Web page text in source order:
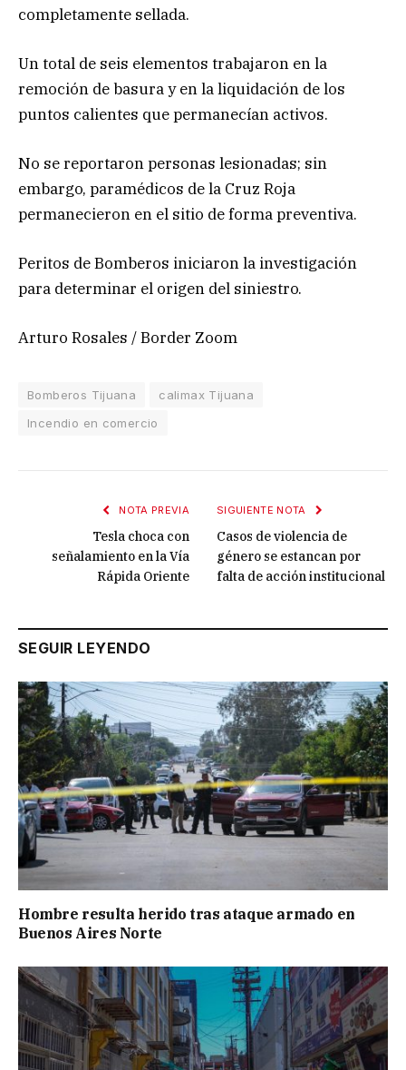
completamente sellada.
Un total de seis elementos trabajaron en la
remoción de basura y en la liquidación de los
puntos calientes que permanecían activos.
No se reportaron personas lesionadas; sin
embargo, paramédicos de la Cruz Roja
permanecieron en el sitio de forma preventiva.
Peritos de Bomberos iniciaron la investigación
para determinar el origen del siniestro.
Arturo Rosales / Border Zoom
Bomberos Tijuana
calimax Tijuana
Incendio en comercio
NOTA PREVIA
Tesla choca con
señalamiento en la Vía
Rápida Oriente
SIGUIENTE NOTA
Casos de violencia de
género se estancan por
falta de acción institucional
SEGUIR LEYENDO
Hombre resulta herido tras ataque armado en
Buenos Aires Norte